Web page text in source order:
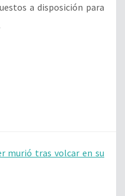
a disposición para
murió tras volcar en su